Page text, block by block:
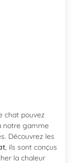
chat pouvez
notre gamme
Découvrez les
, ils sont conçus
la chaleur